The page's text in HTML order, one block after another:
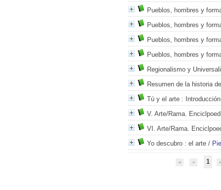
Pueblos, hombres y
Pueblos, hombres y
Pueblos, hombres y
Pueblos, hombres y
Regionalismo y
Resumen de la historia
Tú y el arte :
V. Arte/Rama.
VI. Arte/Rama.
Yo descubro : el arte /
1